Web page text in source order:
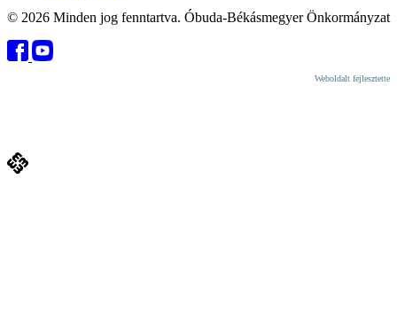
© 2026 Minden jog fenntartva. Óbuda-Békásmegyer Önkormányzat
Weboldalt fejlesztette